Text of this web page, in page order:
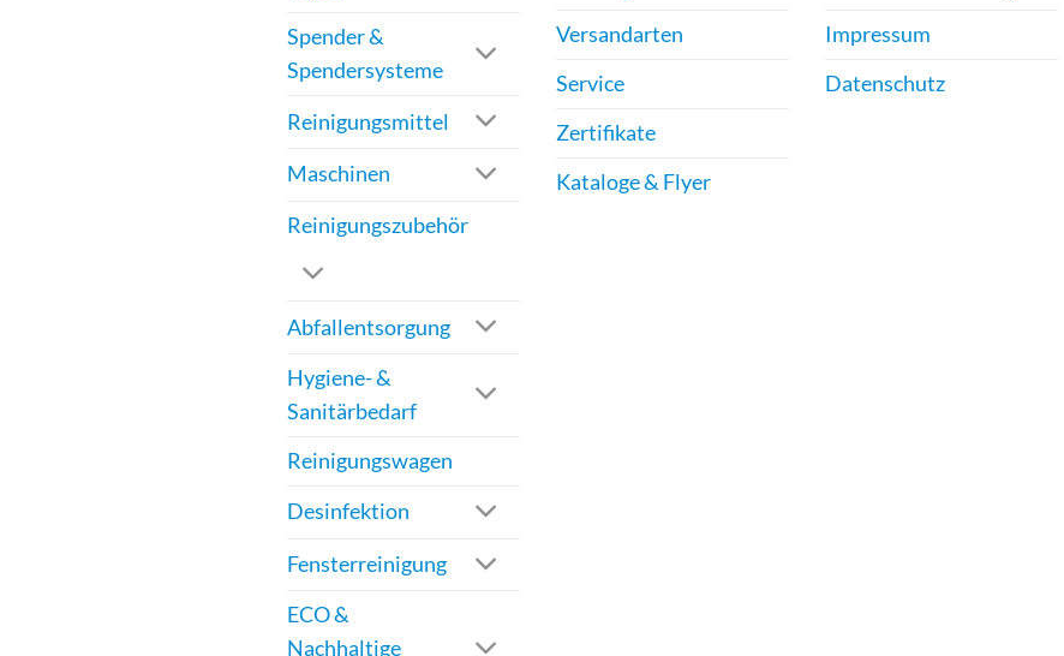
Spender &
Spendersysteme
Reinigungsmittel
Maschinen
Reinigungszubehör
Abfallentsorgung
Hygiene- &
Sanitärbedarf
Reinigungswagen
Desinfektion
Fensterreinigung
ECO &
Nachhaltige
Versandarten
Service
Zertifikate
Kataloge & Flyer
Impressum
Datenschutz